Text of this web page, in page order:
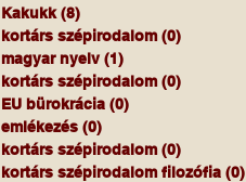
Kakukk (8)
kortárs szépirodalom (0)
magyar nyelv (1)
kortárs szépirodalom (0)
EU bürokrácia (0)
emlékezés (0)
kortárs szépirodalom (0)
kortárs szépirodalom filozófia (0)